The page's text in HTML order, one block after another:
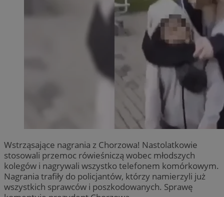
Wstrząsające nagrania z Chorzowa! Nastolatkowie
stosowali przemoc rówieśniczą wobec młodszych
kolegów i nagrywali wszystko telefonem komórkowym.
Nagrania trafiły do policjantów, którzy namierzyli już
wszystkich sprawców i poszkodowanych. Sprawę